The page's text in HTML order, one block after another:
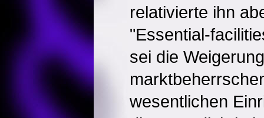
relativierte ihn
"Essential-
sei die
wesentlichen